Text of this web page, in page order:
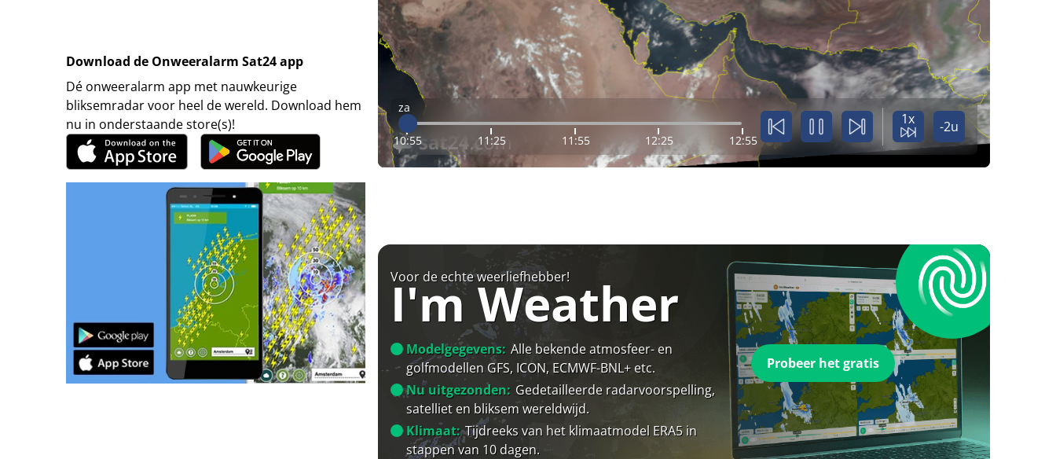
Download de Onweeralarm Sat24 app
Dé onweeralarm app met nauwkeurige
bliksemradar voor heel de wereld. Download hem
nu in onderstaande store(s)!
za
10:55 11:25 11:55 12:25 12:55
1x -2u
Voor de echte weerliefhebber!
I'm Weather
Modelgegevens: Alle bekende atmosfeer- en
golfmodellen GFS, ICON, ECMWF-BNL+ etc.
Nu uitgezonden: Gedetailleerde radarvoorspelling,
satelliet en bliksem wereldwijd.
Klimaat: Tijdreeks van het klimaatmodel ERA5 in
stappen van 10 dagen.
Probeer het gratis